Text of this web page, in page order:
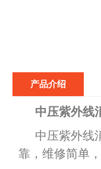
产品介绍
中压紫外线
中压紫外线
靠，维修简单